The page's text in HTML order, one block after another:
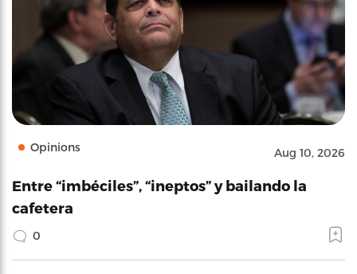
Opinions Aug 10, 2026
Entre “imbéciles”, “ineptos” y bailando la
cafetera
0